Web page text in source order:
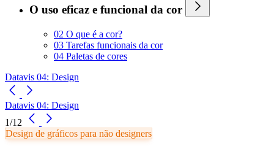
O uso eficaz e funcional da cor
02 O que é a cor?
03 Tarefas funcionais da cor
04 Paletas de cores
Datavis 04: Design
Datavis 04: Design
1/12
Design de gráficos para não designers